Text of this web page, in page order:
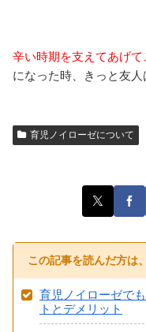
辛い時期を支えてあげて
になった時、きっと友人
育児ノイローゼについて
この記事を読んだ方は
育児ノイローゼで
トとデメリット